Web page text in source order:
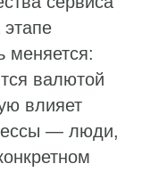
этапе
меняется:
валютой
влияет
— люди,